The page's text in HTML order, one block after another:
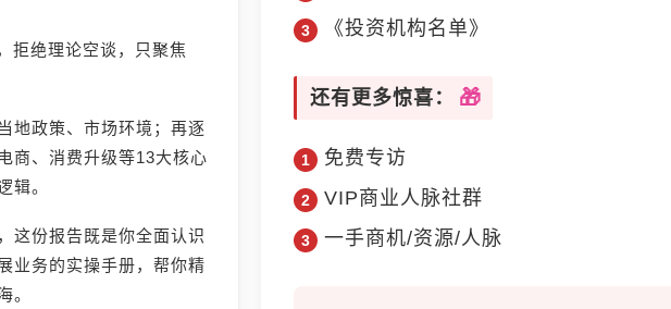
拒绝理论空谈，只聚焦
地政策、市场环境；再逐
商、消费升级等13大核心
辑。
这份报告既是你全面认识
业务的实操手册，帮你精
。
《投资机构名单》
还有更多惊喜：
免费专访
VIP商业人脉社群
一手商机/资源/人脉